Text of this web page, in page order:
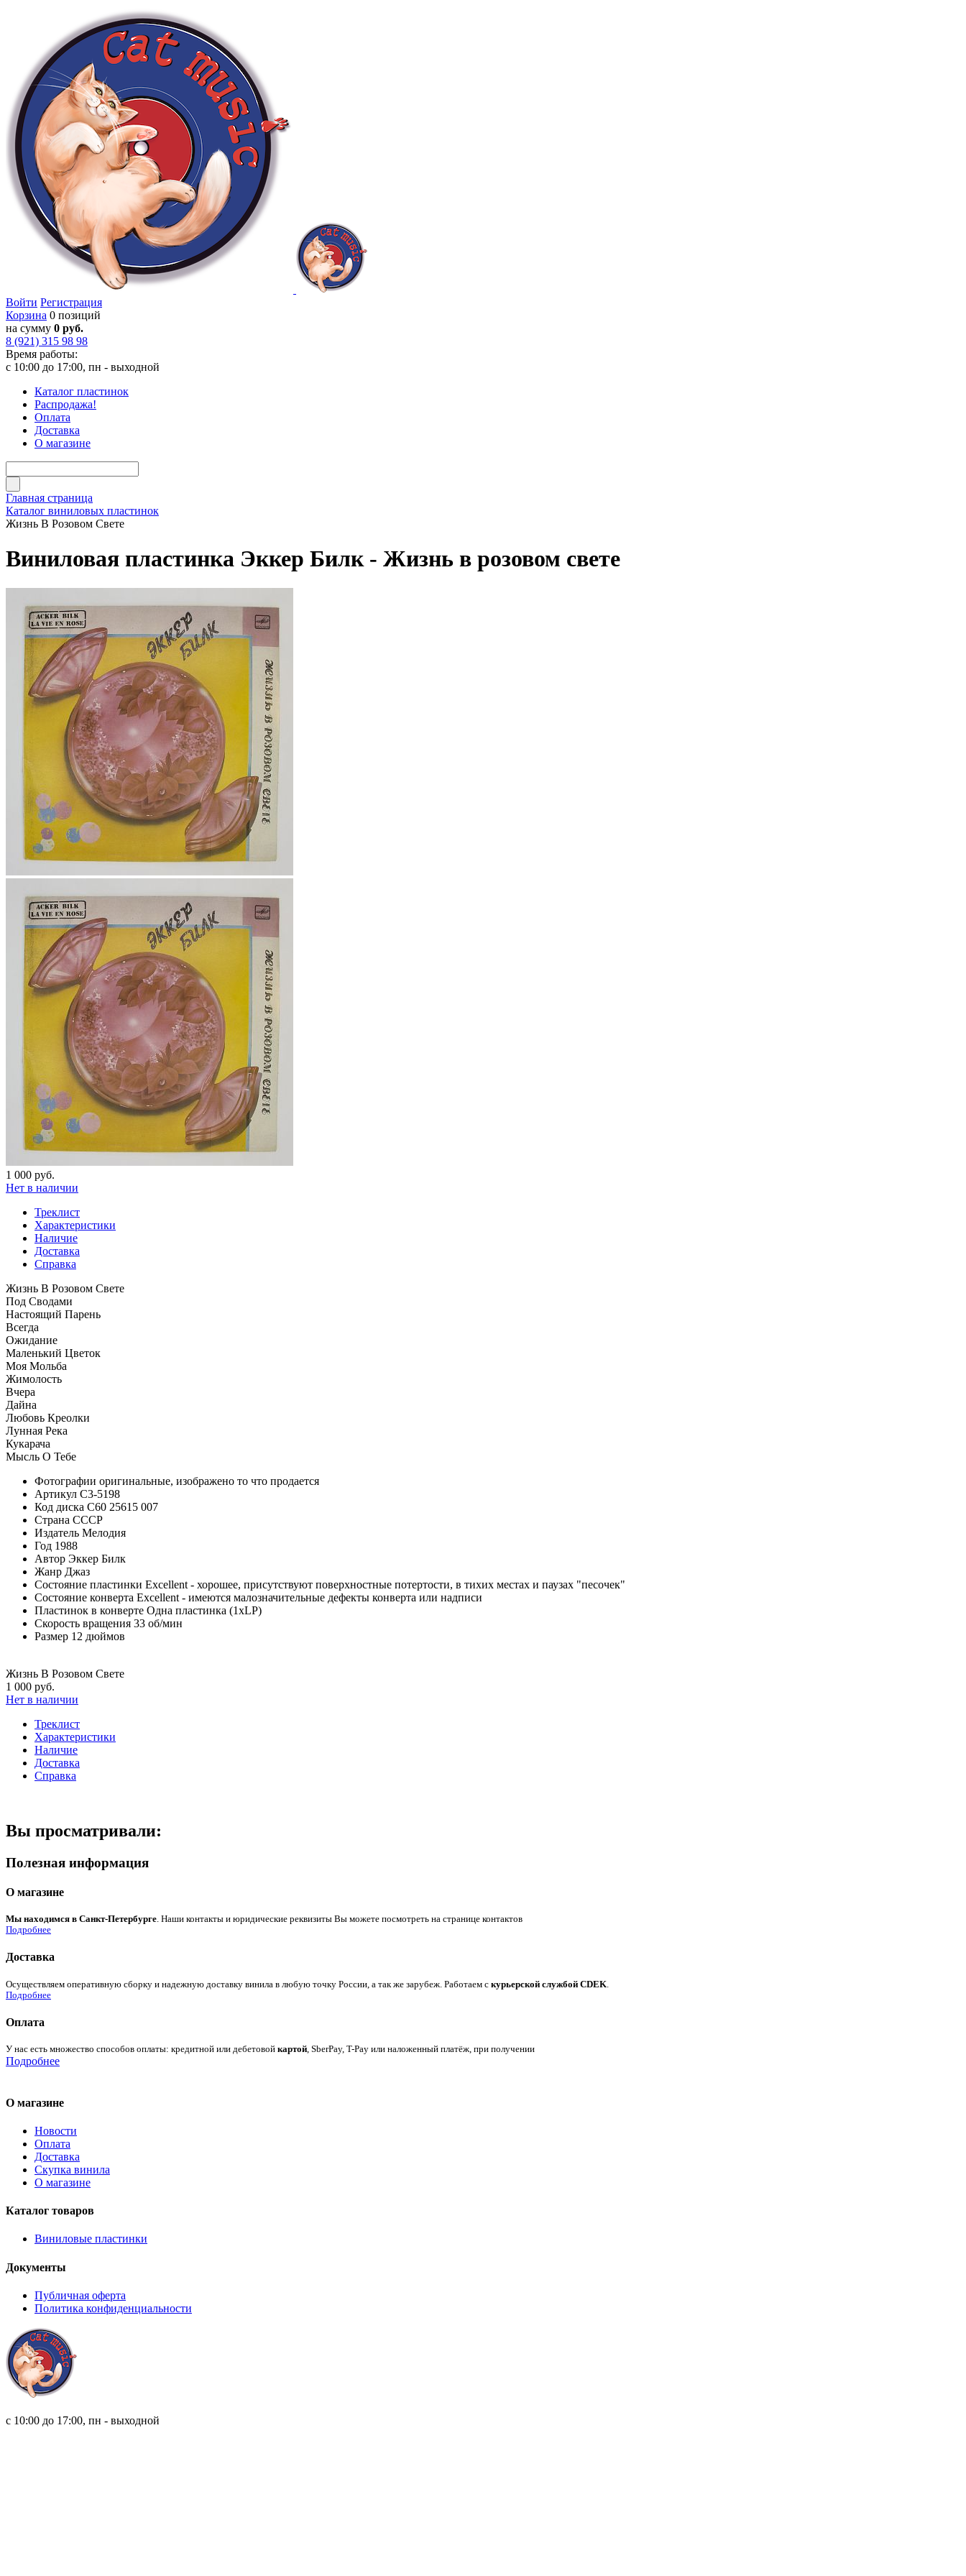
Войти Регистрация
Корзина 0 позиций
на сумму 0 руб.
8 (921) 315 98 98
Время работы:
с 10:00 до 17:00, пн - выходной
Каталог пластинок
Распродажа!
Оплата
Доставка
О магазине
Главная страница
Каталог виниловых пластинок
Жизнь В Розовом Свете
Виниловая пластинка Эккер Билк - Жизнь в розовом свете
1 000 руб.
Нет в наличии
Треклист
Характеристики
Наличие
Доставка
Справка
Жизнь В Розовом Свете
Под Сводами
Настоящий Парень
Всегда
Ожидание
Маленький Цветок
Моя Мольба
Жимолость
Вчера
Дайна
Любовь Креолки
Лунная Река
Кукарача
Мысль О Тебе
Фотографии оригинальные, изображено то что продается
Артикул C3-5198
Код диска С60 25615 007
Страна СССР
Издатель Мелодия
Год 1988
Автор Эккер Билк
Жанр Джаз
Состояние пластинки Excellent - хорошее, присутствуют поверхностные потертости, в тихих местах и паузах "песочек"
Состояние конверта Excellent - имеются малозначительные дефекты конверта или надписи
Пластинок в конверте Одна пластинка (1xLP)
Скорость вращения 33 об/мин
Размер 12 дюймов
Жизнь В Розовом Свете
1 000 руб.
Нет в наличии
Треклист
Характеристики
Наличие
Доставка
Справка
Вы просматривали:
Полезная информация
О магазине
Мы находимся в Санкт-Петербурге. Наши контакты и юридические реквизиты Вы можете посмотреть на странице контактов
Подробнее
Доставка
Осуществляем оперативную сборку и надежную доставку винила в любую точку России, а так же зарубеж. Работаем с курьерской службой CDEK
Подробнее
Оплата
У нас есть множество способов оплаты: кредитной или дебетовой картой, SberPay, T-Pay или наложенный платёж, при получении
Подробнее
О магазине
Новости
Оплата
Доставка
Скупка винила
О магазине
Каталог товаров
Виниловые пластинки
Документы
Публичная оферта
Политика конфиденциальности
с 10:00 до 17:00, пн - выходной